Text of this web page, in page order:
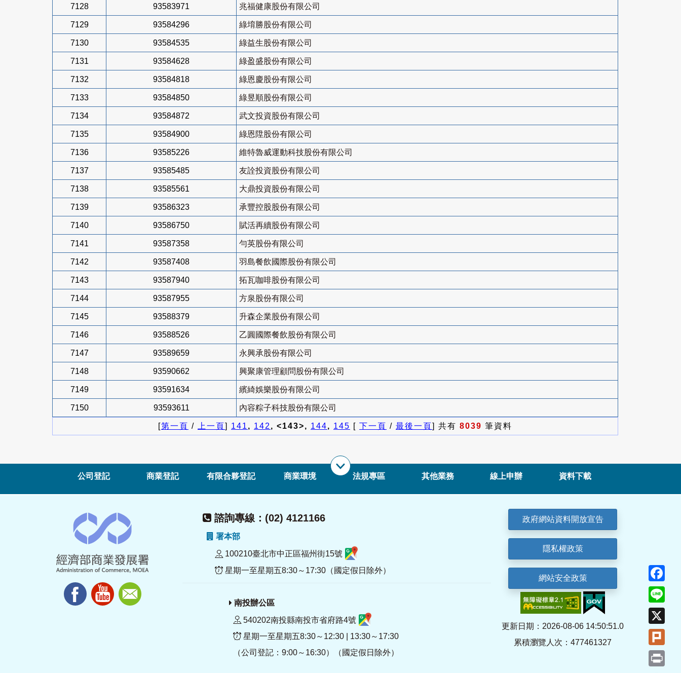
7128 93583971 兆福健康股份有限公司
7129 93584296 綠堉勝股份有限公司
7130 93584535 綠益生股份有限公司
7131 93584628 綠盈盛股份有限公司
7132 93584818 綠恩慶股份有限公司
7133 93584850 綠昱順股份有限公司
7134 93584872 武文投資股份有限公司
7135 93584900 綠恩陞股份有限公司
7136 93585226 維特魯威運動科技股份有限公司
7137 93585485 友詮投資股份有限公司
7138 93585561 大鼎投資股份有限公司
7139 93586323 承豐控股股份有限公司
7140 93586750 賦活再續股份有限公司
7141 93587358 勻英股份有限公司
7142 93587408 羽島餐飲國際股份有限公司
7143 93587940 拓瓦咖啡股份有限公司
7144 93587955 方泉股份有限公司
7145 93588379 升森企業股份有限公司
7146 93588526 乙圓國際餐飲股份有限公司
7147 93589659 永興承股份有限公司
7148 93590662 興聚康管理顧問股份有限公司
7149 93591634 繽綺娛樂股份有限公司
7150 93593611 內容粽子科技股份有限公司
[第一頁 / 上一頁] 141, 142, <143>, 144, 145 [ 下一頁 / 最後一頁] 共有 8039 筆資料
公司登記 商業登記 有限合夥登記 商業環境 法規專區 其他業務 線上申辦 資料下載
諮詢專線：(02) 4121166
署本部
100210臺北市中正區福州街15號
星期一至星期五8:30～17:30（國定假日除外）
南投辦公區
540202南投縣南投市省府路4號
星期一至星期五8:30～12:30 | 13:30～17:30
（公司登記：9:00～16:30）（國定假日除外）
政府網站資料開放宣告
隱私權政策
網站安全政策
更新日期：2026-08-06 14:50:51.0
累積瀏覽人次：477461327